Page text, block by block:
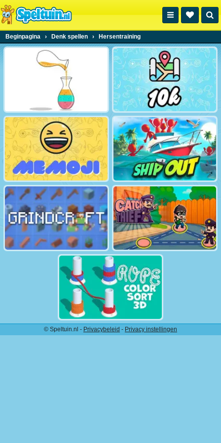
Beginpagina › Denk spellen › Hersentraining
© Speltuin.nl - Privacybeleid - Privacy instellingen